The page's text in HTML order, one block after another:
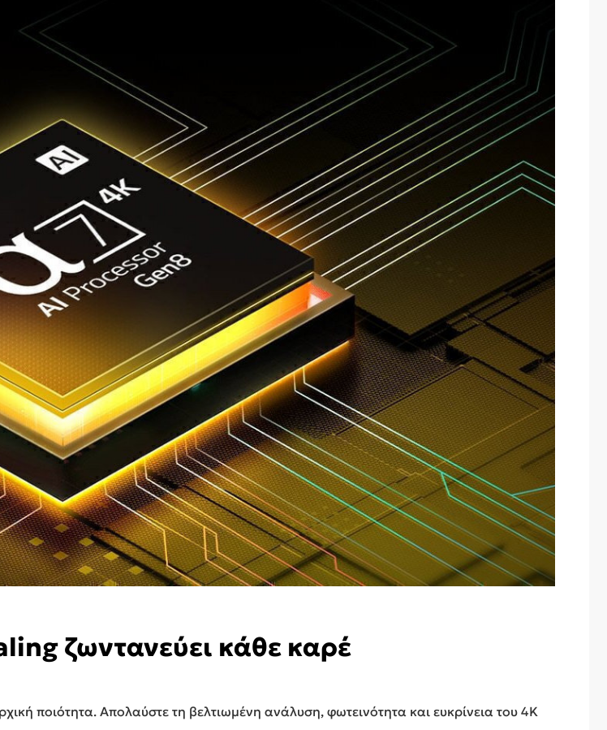
ζωντανεύει κάθε καρέ
ποιότητα. Απολαύστε τη βελτιωμένη ανάλυση, φωτεινότητα και ευκρίνεια του 4K